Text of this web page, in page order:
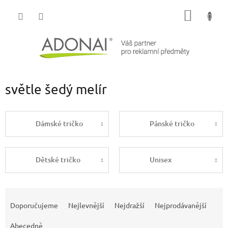
světle šedý melír
Dámské tričko Pánské tričko
Dětské tričko Unisex
Doporučujeme Nejlevnější Nejdražší Nejprodávanější
Abecedně